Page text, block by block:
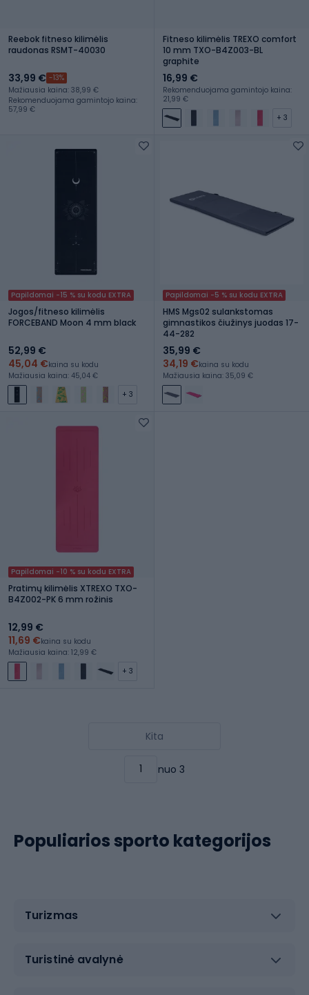
Reebok fitneso kilimėlis
raudonas RSMT-40030
33,99 € -13%
Mažiausia kaina: 38,99 €
Rekomenduojama gamintojo kaina:
57,99 €
Fitneso kilimėlis TREXO comfort
10 mm TXO-B4Z003-BL
graphite
16,99 €
Rekomenduojama gamintojo kaina:
21,99 €
+ 3
Papildomai -15 % su kodu EXTRA
Jogos/fitneso kilimėlis
FORCEBAND Moon 4 mm black
52,99 €
45,04 €kaina su kodu
Mažiausia kaina: 45,04 €
+ 3
Papildomai -5 % su kodu EXTRA
HMS Mgs02 sulankstomas
gimnastikos čiužinys juodas 17-
44-282
35,99 €
34,19 €kaina su kodu
Mažiausia kaina: 35,09 €
Papildomai -10 % su kodu EXTRA
Pratimų kilimėlis XTREXO TXO-
B4Z002-PK 6 mm rožinis
12,99 €
11,69 €kaina su kodu
Mažiausia kaina: 12,99 €
+ 3
Kita
nuo 3
Populiarios sporto kategorijos
Turizmas
Turistinė avalynė